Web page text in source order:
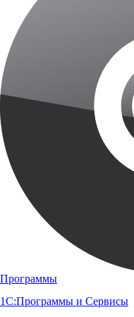
Программы
1С:Программы и Сервисы